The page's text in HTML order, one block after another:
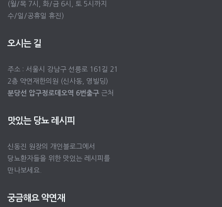
(월/목 7시, 화/금 6시, 토 5시까지
수/일/공휴일 휴진)
오시는 길
주소 : 서울시 강남구 선릉로 161길 21
2층 약연재한의원 (신사동, 영빌딩)
분당선 압구정로데오역 6번출구 근처
맛있는 당뇨 레시피
신동진 원장의 개인블로그에서
당뇨환자들을 위한 맛있는 레시피를
만나보세요.
궁금해요 약연재